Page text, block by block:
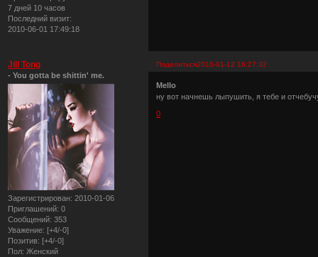
7 дней 10 часов
Последний визит:
2010-06-01 17:49:18
Поделиться2010-01-12 16:27:32
Jill Tong
- You gotta be shittin' me.
Зарегистрирован: 2010-01-06
Приглашений: 0
Сообщений: 353
Уважение: [+4/-0]
Позитив: [+4/-0]
Пол: Женский
Mello
ну вот начнешь лыпушить, я тебе и
0